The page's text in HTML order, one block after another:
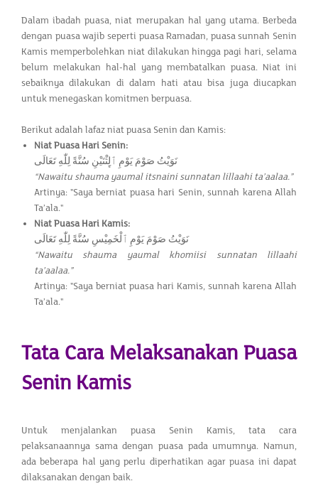
Dalam ibadah puasa, niat merupakan hal yang utama. Berbeda
dengan puasa wajib seperti puasa Ramadan, puasa sunnah Senin
Kamis memperbolehkan niat dilakukan hingga pagi hari, selama
belum melakukan hal-hal yang membatalkan puasa. Niat ini
sebaiknya dilakukan di dalam hati atau bisa juga diucapkan
untuk menegaskan komitmen berpuasa.
Berikut adalah lafaz niat puasa Senin dan Kamis:
Niat Puasa Hari Senin:
نَوَيْتُ صَوْمَ يَوْمِ ٱلِٕثْنَيْنِ سُنَّةً لِلّٰهِ تَعَالَى
“Nawaitu shauma yaumal itsnaini sunnatan lillaahi ta’aalaa.”
Artinya: "Saya berniat puasa hari Senin, sunnah karena Allah
Ta’ala."
Niat Puasa Hari Kamis:
نَوَيْتُ صَوْمَ يَوْمِ ٱلْخَمِيْسِ سُنَّةً لِلّٰهِ تَعَالَى
“Nawaitu shauma yaumal khomiisi sunnatan lillaahi
ta’aalaa.”
Artinya: "Saya berniat puasa hari Kamis, sunnah karena Allah
Ta’ala."
Tata Cara Melaksanakan Puasa
Senin Kamis
Untuk menjalankan puasa Senin Kamis, tata cara
pelaksanaannya sama dengan puasa pada umumnya. Namun,
ada beberapa hal yang perlu diperhatikan agar puasa ini dapat
dilaksanakan dengan baik.